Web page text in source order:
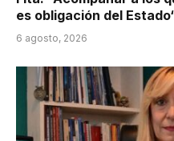
es obligación del
6 agosto, 2026